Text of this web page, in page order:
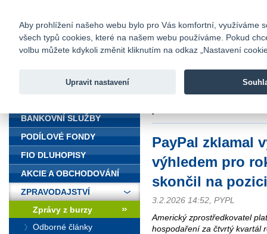
Fio banka
Fio banka
PayPal zklamal
výhledem pro
skončil na
3.2.2026 14:52, PYPL
Americký zprostředkovatel
hospodaření za čtvrtý kvartál
BANKOVNÍ SLUŽBY
PODÍLOVÉ FONDY
FIO DLUHOPISY
AKCIE A OBCHODOVÁNÍ
ZPRAVODAJSTVÍ
Zprávy z burzy
Odborné články
Aby prohlížení našeho webu bylo pro Vás komfortní, využíváme
všech typů cookies, které na našem webu používáme. Pokud
volbu můžete kdykoli změnit kliknutím na odkaz „Nastavení
Upravit nastavení